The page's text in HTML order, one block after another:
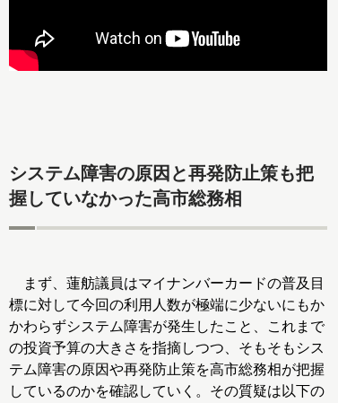
システム障害の原因と再発防止策も把
握していなかった高市総務相
まず、蓮舫議員はマイナンバーカードの普及目
標に対して今回の利用人数が極端に少ないにもか
かわらずシステム障害が発生したこと、これまで
の投資予算の大きさを指摘しつつ、そもそもシス
テム障害の原因や再発防止策を高市総務相が把握
しているのかを確認していく。その質疑は以下の